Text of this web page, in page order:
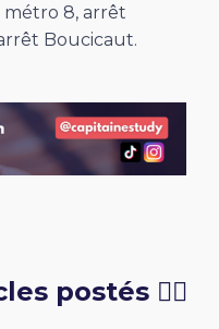
métro 8, arrêt
Boucicaut.
postés 👇🏻